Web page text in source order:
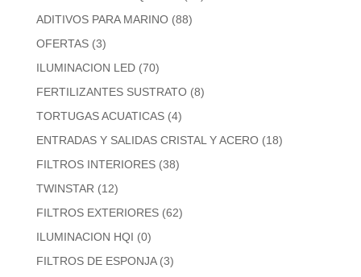
ADITIVOS PARA MARINO (88)
OFERTAS (3)
ILUMINACION LED (70)
FERTILIZANTES SUSTRATO (8)
TORTUGAS ACUATICAS (4)
ENTRADAS Y SALIDAS CRISTAL Y ACERO (18)
FILTROS INTERIORES (38)
TWINSTAR (12)
FILTROS EXTERIORES (62)
ILUMINACION HQI (0)
FILTROS DE ESPONJA (3)